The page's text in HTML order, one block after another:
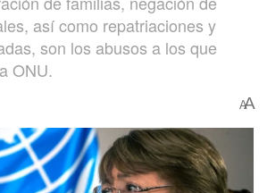
así como repatriaciones y
son los abusos a los que
ONU.
AA